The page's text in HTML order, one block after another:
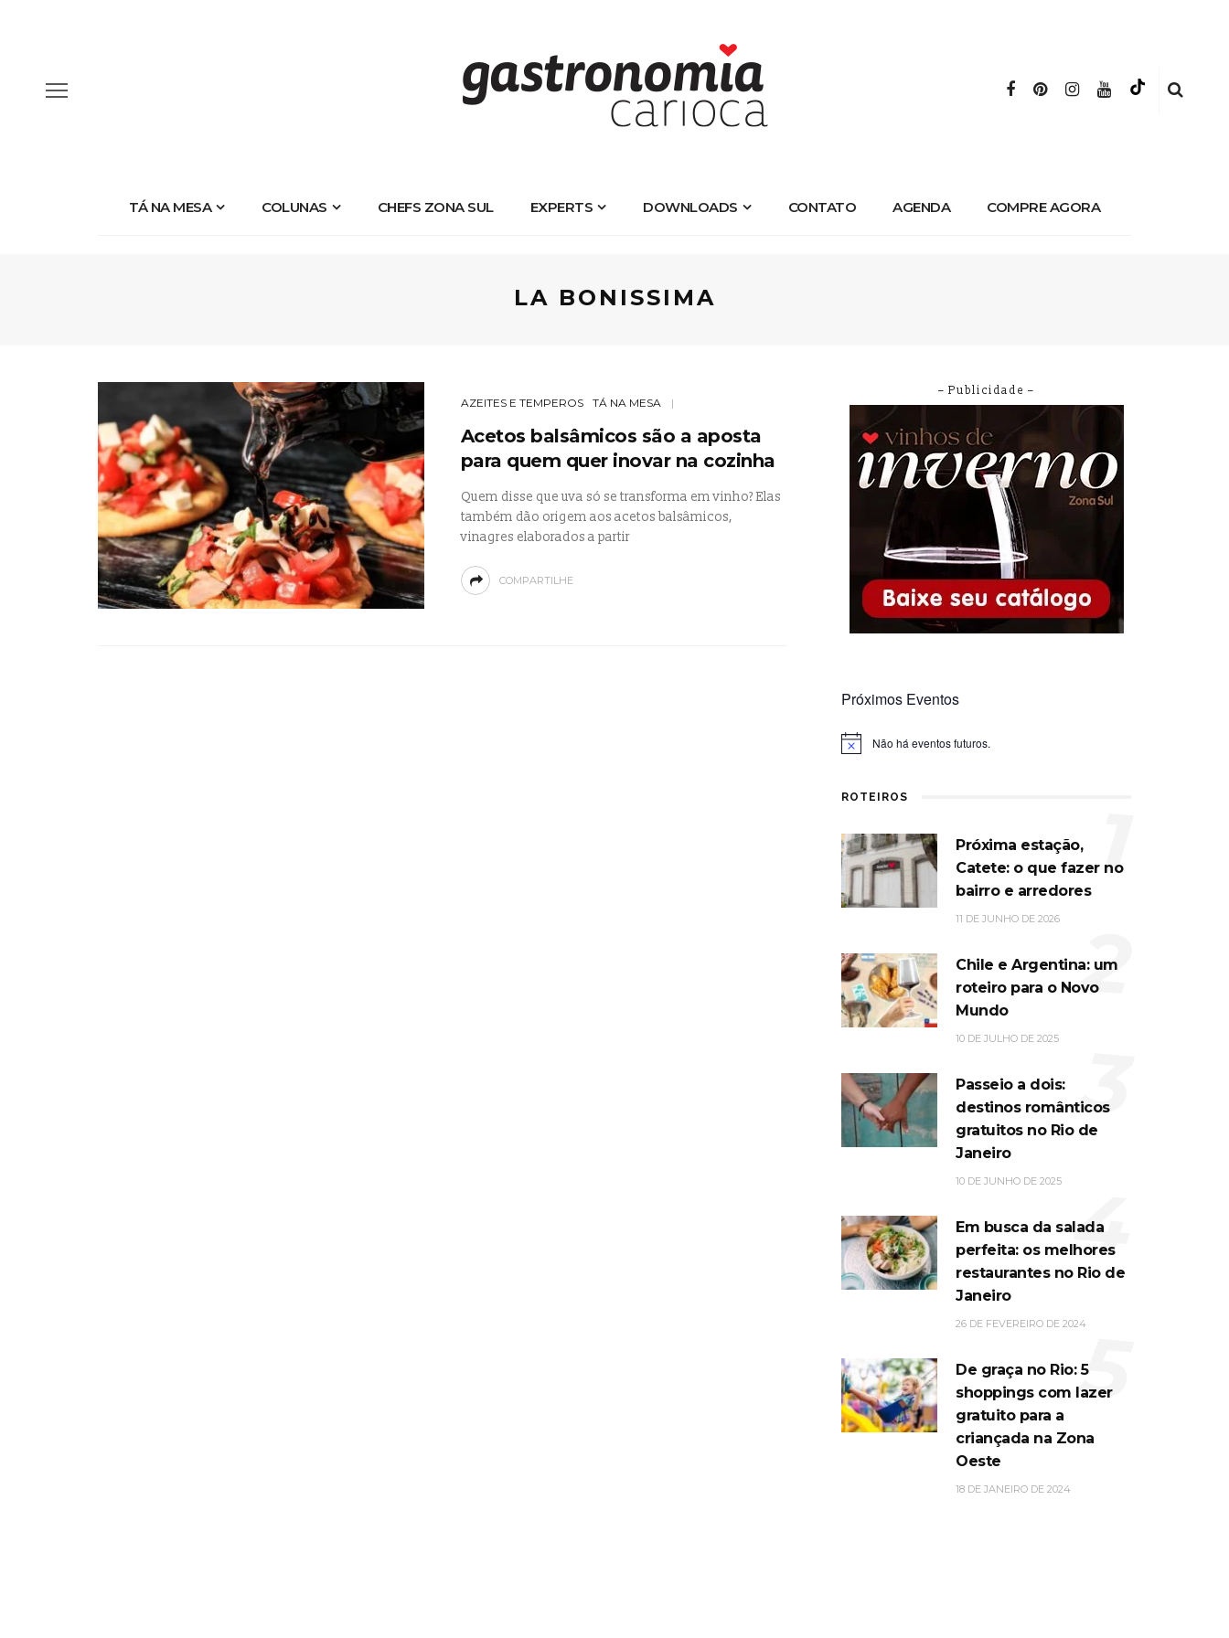
TÁ NA MESA COLUNAS CHEFS ZONA SUL EXPERTS DOWNLOADS CONTATO AGENDA COMPRE AGORA
LA BONISSIMA
AZEITES E TEMPEROS TÁ NA MESA
Acetos balsâmicos são a aposta
para quem quer inovar na cozinha
Quem disse que uva só se transforma em vinho? Elas
também dão origem aos acetos balsâmicos,
vinagres elaborados a partir
COMPARTILHE
– Publicidade –
Próximos Eventos
Notice Não há eventos futuros.
ROTEIROS
Próxima estação,
Catete: o que fazer no
bairro e arredores
11 DE JUNHO DE 2026
1
Chile e Argentina: um
roteiro para o Novo
Mundo
10 DE JULHO DE 2025
2
Passeio a dois:
destinos românticos
gratuitos no Rio de
Janeiro
10 DE JUNHO DE 2025
3
Em busca da salada
perfeita: os melhores
restaurantes no Rio de
Janeiro
26 DE FEVEREIRO DE 2024
4
De graça no Rio: 5
shoppings com lazer
gratuito para a
criançada na Zona
Oeste
18 DE JANEIRO DE 2024
5